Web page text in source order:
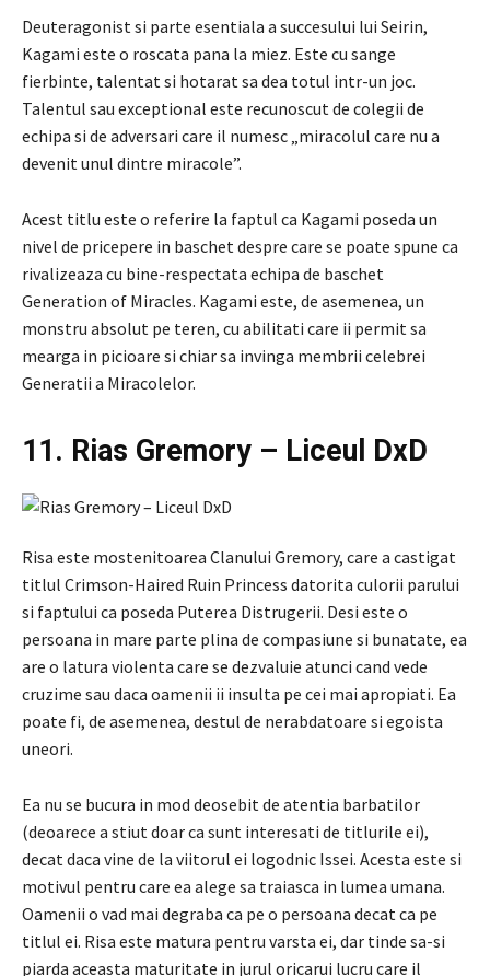
Deuteragonist si parte esentiala a succesului lui Seirin,
Kagami este o roscata pana la miez. Este cu sange
fierbinte, talentat si hotarat sa dea totul intr-un joc.
Talentul sau exceptional este recunoscut de colegii de
echipa si de adversari care il numesc „miracolul care nu a
devenit unul dintre miracole”.
Acest titlu este o referire la faptul ca Kagami poseda un
nivel de pricepere in baschet despre care se poate spune ca
rivalizeaza cu bine-respectata echipa de baschet
Generation of Miracles. Kagami este, de asemenea, un
monstru absolut pe teren, cu abilitati care ii permit sa
mearga in picioare si chiar sa invinga membrii celebrei
Generatii a Miracolelor.
11. Rias Gremory – Liceul DxD
Risa este mostenitoarea Clanului Gremory, care a castigat
titlul Crimson-Haired Ruin Princess datorita culorii parului
si faptului ca poseda Puterea Distrugerii. Desi este o
persoana in mare parte plina de compasiune si bunatate, ea
are o latura violenta care se dezvaluie atunci cand vede
cruzime sau daca oamenii ii insulta pe cei mai apropiati. Ea
poate fi, de asemenea, destul de nerabdatoare si egoista
uneori.
Ea nu se bucura in mod deosebit de atentia barbatilor
(deoarece a stiut doar ca sunt interesati de titlurile ei),
decat daca vine de la viitorul ei logodnic Issei. Acesta este si
motivul pentru care ea alege sa traiasca in lumea umana.
Oamenii o vad mai degraba ca pe o persoana decat ca pe
titlul ei. Risa este matura pentru varsta ei, dar tinde sa-si
piarda aceasta maturitate in jurul oricarui lucru care il